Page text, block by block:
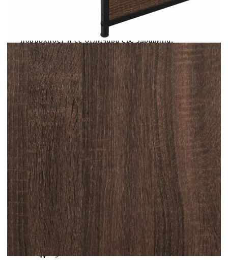
Насладете се на по-спокоен нощен сън с тази
рамка за легло! Тя е приветливо допълнение
към всяка спалня. Здрав материал: Инженерната
дървесина е с изключително качество, гладка
повърхност и се отличава със здравина,
стабилност и устойчивост на влага. Метални
крака: Леглото се поддържа от здрави метални
крака, които осигуряват неговата стабилност,
безопасност и твърдост. Летви от шперплат:
Летвите от шперплат осигуряват добро
разпределение на теглото, като гарантират, че
матракът ще остане на мястото си при всяко
завъртане на тялото ви по време на сън.
Полезно е да знаете:Тази рамка за легло е с
ламелна основа и включва ламелите. Матракът
не е включен в това легло. Предлагаме
разнообразна селекция от матраци. Можете да
разгледате нашия магазин за подходящ матрак.
Цвят: Кафяв дъб
Материал: Инженерно дърво, стомана
Общи размери: 193 x 143 x 40,5 см (Д x Ш
x В)
За матрак с размери: 140 x 190 cм (Ш x Д)
(матракът не е включен)
Необходим е монтаж